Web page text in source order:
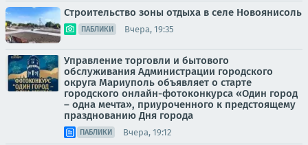
Строительство зоны отдыха в селе Новоянисоль
ПАБЛИКИ Вчера, 19:35
Управление торговли и бытового
обслуживания Администрации городского
округа Мариуполь объявляет о старте
городского онлайн-фотоконкурса «Один город
– одна мечта», приуроченного к предстоящему
празднованию Дня города
ПАБЛИКИ Вчера, 19:12